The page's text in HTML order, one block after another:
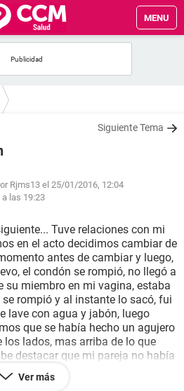
MENU
Siguiente Tema
Rjms13 el 25/01/2016, 12:04
las 19:23
Tuve relaciones con mi
en el acto decidimos cambiar de
antes de cambiar y luego,
el condón se rompió, no llegó a
su miembro en mi vagina, estaba
rompió y al instante lo sacó, fui
lave con agua y jabón, luego
que se había hecho un agujero
los lados, mas arriba de lo que
destacar que mi pareja no había
saber que soy bastante regular,
el dia que tuvimos relaciones
Ver más